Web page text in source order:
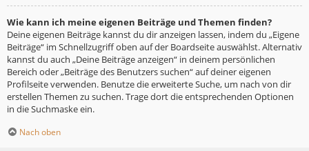
Wie kann ich meine eigenen Beiträge und Themen finden?
Deine eigenen Beiträge kannst du dir anzeigen lassen, indem du „Eigene
Beiträge“ im Schnellzugriff oben auf der Boardseite auswählst. Alternativ
kannst du auch „Deine Beiträge anzeigen“ in deinem persönlichen
Bereich oder „Beiträge des Benutzers suchen“ auf deiner eigenen
Profilseite verwenden. Benutze die erweiterte Suche, um nach von dir
erstellen Themen zu suchen. Trage dort die entsprechenden Optionen
in die Suchmaske ein.
Nach oben